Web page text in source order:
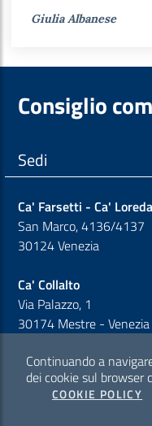
Giulia Albanese
Consiglio
Sedi
Ca' Farsetti - Ca'
San Marco, 4136/4137
30124 Venezia
Ca' Collalto
Via Palazzo, 1
30174 Mestre - Venezia
Sezione Link
Cookie policy
Continuando a
dei cookie sul
COOKIE POLICY